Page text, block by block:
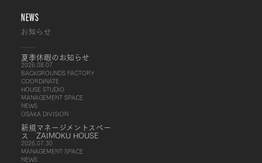
NEWS
お知らせ
夏季休暇のお知らせ
2026.08.07
BACKGROUNDS FACTORY
COORDINATE
HOUSE STUDIO
MANAGEMENT SPACE
NEWS
OSAKA DIVISION
新規マネージメントスペー
ス ZAIMOKU HOUSE
2026.07.30
MANAGEMENT SPACE
NEWS